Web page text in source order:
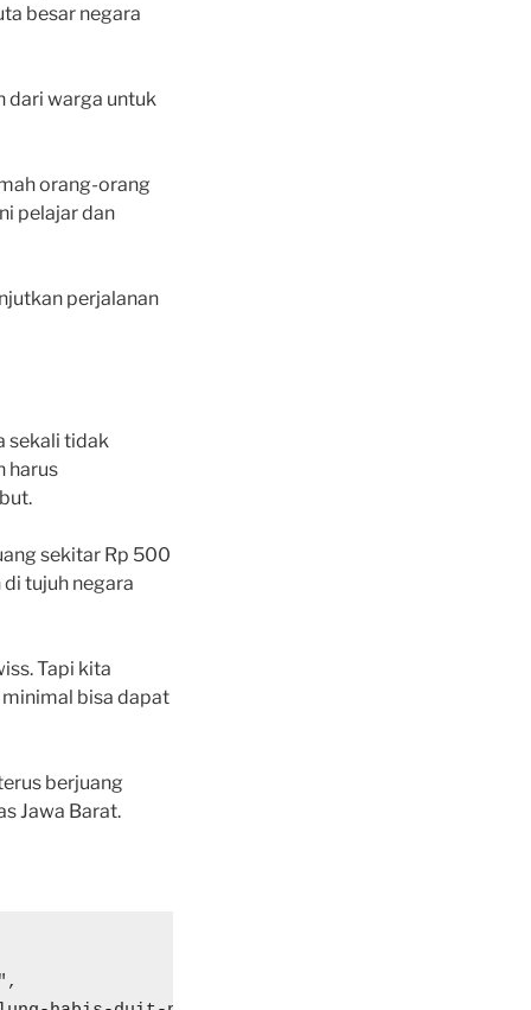
besar negara
dari warga untuk
orang-orang
pelajar dan
perjalanan
sekali tidak
harus
sekitar Rp 500
tujuh negara
Tapi kita
bisa dapat
berjuang
Jawa Barat.